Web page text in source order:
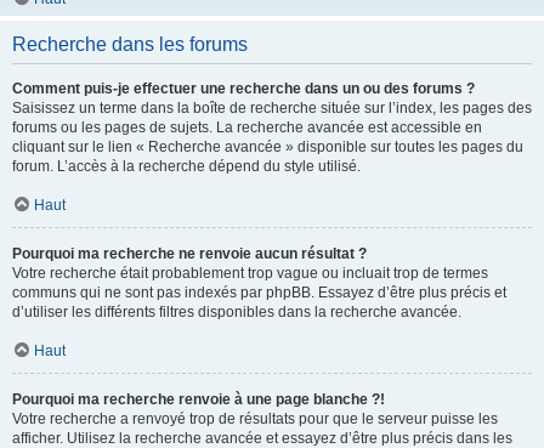
Recherche dans les forums
Comment puis-je effectuer une recherche dans un ou des forums ?
Saisissez un terme dans la boîte de recherche située sur l’index, les pages des
forums ou les pages de sujets. La recherche avancée est accessible en
cliquant sur le lien « Recherche avancée » disponible sur toutes les pages du
forum. L’accès à la recherche dépend du style utilisé.
Haut
Pourquoi ma recherche ne renvoie aucun résultat ?
Votre recherche était probablement trop vague ou incluait trop de termes
communs qui ne sont pas indexés par phpBB. Essayez d’être plus précis et
d’utiliser les différents filtres disponibles dans la recherche avancée.
Haut
Pourquoi ma recherche renvoie à une page blanche ?!
Votre recherche a renvoyé trop de résultats pour que le serveur puisse les
afficher. Utilisez la recherche avancée et essayez d’être plus précis dans les